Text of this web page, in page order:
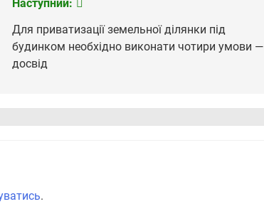
Наступний:
Для приватизації земельної ділянки під
будинком необхідно виконати чотири умови —
досвід
.